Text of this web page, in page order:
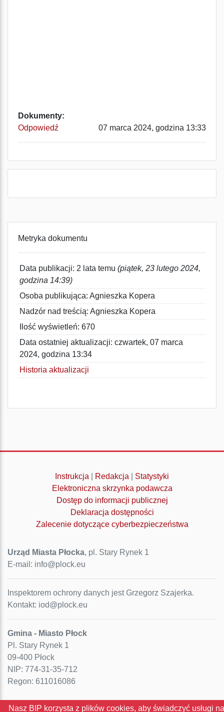
Dokumenty:
Odpowiedź
07 marca 2024, godzina 13:33
Metryka dokumentu
Data publikacji: 2 lata temu (piątek, 23 lutego 2024,
godzina 14:39)
Osoba publikująca: Agnieszka Kopera
Nadzór nad treścią: Agnieszka Kopera
Ilość wyświetleń: 670
Data ostatniej aktualizacji: czwartek, 07 marca
2024, godzina 13:34
Historia aktualizacji
Instrukcja Redakcja
Statystyki
Elektroniczna skrzynka podawcza
Dostęp do informacji publicznej
Deklaracja dostępności
Zalecenie dotyczące cyberbezpieczeństwa
Urząd Miasta Płocka, pl. Stary Rynek 1
E-mail: info@plock.eu
Inspektorem ochrony danych jest Grzegorz Szajerka.
Kontakt: iod@plock.eu
Gmina - Miasto Płock
Pl. Stary Rynek 1
09-400 Płock
NIP: 774-31-35-712
Regon: 611016086
Nasz BIP korzysta z plików cookies, aby świadczyć usługi na